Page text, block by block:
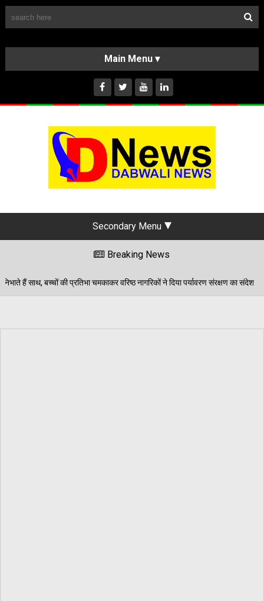
HOME
ABOUT US
INSTAGRAM
Secondary Menu
Breaking News
वरिष्ठ नागरिकों ने दिया पर्यावरण संरक्षण का संदेश 06/08/2026